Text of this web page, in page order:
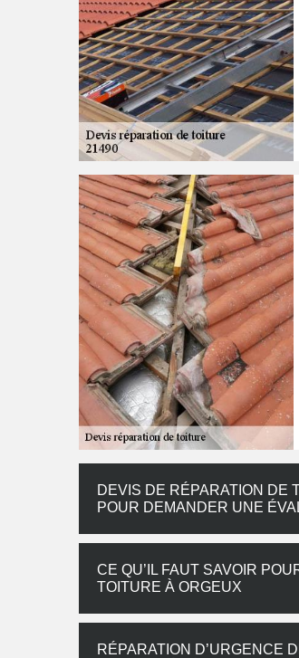
DEVIS DE RÉPARATION DE
POUR DEMANDER UNE
CE QU’IL FAUT SAVOIR
TOITURE À ORGEUX
RÉPARATION D’URGENCE